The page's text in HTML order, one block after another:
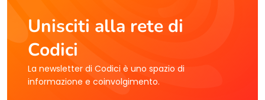
Unisciti alla rete di
Codici
La newsletter di Codici è uno spazio di
informazione e coinvolgimento.